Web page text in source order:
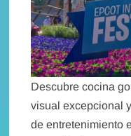
Descubre cocina
visual excepcional
de entretenimiento